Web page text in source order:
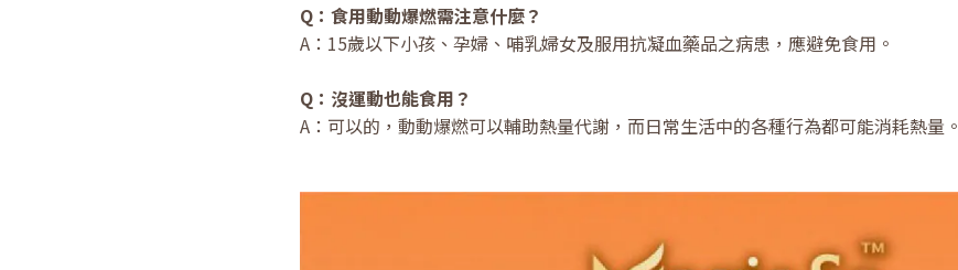
Q：食用動動爆燃需注意什麼？
A：15歲以下小孩、孕婦、哺乳婦女及服用抗凝血藥品之病患，應避免食用。
Q：沒運動也能食用？
A：可以的，動動爆燃可以輔助熱量代謝，而日常生活中的各種行為都可能消耗熱量。